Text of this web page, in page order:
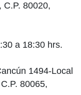
C.P. 80020,
a 18:30 hrs.
1494-Local
80065,